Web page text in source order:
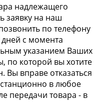
надлежащего
заявку на наш
по телефону
дней с момента
указанием Ваших
по которой вы хотите
Вы вправе отказаться
в любое
передачи товара - в